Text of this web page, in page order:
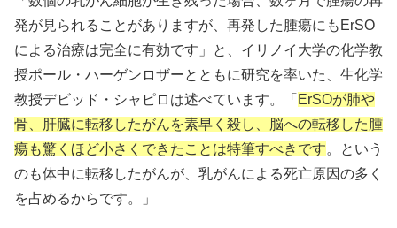
発が見られることがありますが、再発した腫瘍にもErSO
による治療は完全に有効です」と、イリノイ大学の化学教
授ポール・ハーゲンロザーとともに研究を率いた、生化学
教授デビッド・シャピロは述べています。「 ErSOが肺や
骨、肝臓に転移したがんを素早く殺し、脳への転移した腫
瘍も驚くほど小さくできたことは特筆すべきです。という
のも体中に転移したがんが、乳がんによる死亡原因の多く
を占めるからです。」